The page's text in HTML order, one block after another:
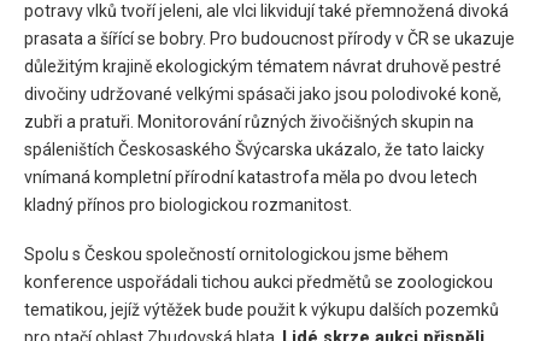
potravy vlků tvoří jeleni, ale vlci likvidují také přemnožená divoká
prasata a šířící se bobry. Pro budoucnost přírody v ČR se ukazuje
důležitým krajině ekologickým tématem návrat druhově pestré
divočiny udržované velkými spásači jako jsou polodivoké koně,
zubři a pratuři. Monitorování různých živočišných skupin na
spáleništích Českosaského Švýcarska ukázalo, že tato laicky
vnímaná kompletní přírodní katastrofa měla po dvou letech
kladný přínos pro biologickou rozmanitost.
Spolu s Českou společností ornitologickou jsme během
konference uspořádali tichou aukci předmětů se zoologickou
tematikou, jejíž výtěžek bude použit k výkupu dalších pozemků